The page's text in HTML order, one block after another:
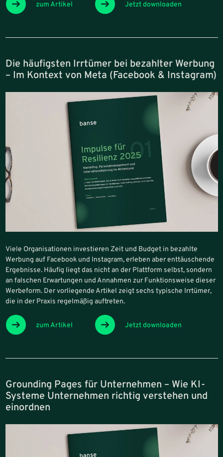
zum Artikel Jetzt downloaden
Die häufigsten Irrtümer bei bezahlter Werbung
– Im Kontext von Meta (Facebook & Instagram)
Viele Organisationen investieren Zeit und Budget in bezahlte
Werbung auf Facebook und Instagram, erleben aber enttäuschende
Ergebnisse. Häufig liegt das nicht an der Plattform selbst, sondern
an falschen Erwartungen und Annahmen zur Funktionsweise dieser
Werbeform. Der vorliegende Artikel zeigt sechs typische Irrtümer,
die in der Praxis regelmäßig auftreten.
zum Artikel Jetzt downloaden
Grounding Pages für Unternehmen – Wie KI-
Systeme Unternehmen richtig verstehen und
einordnen